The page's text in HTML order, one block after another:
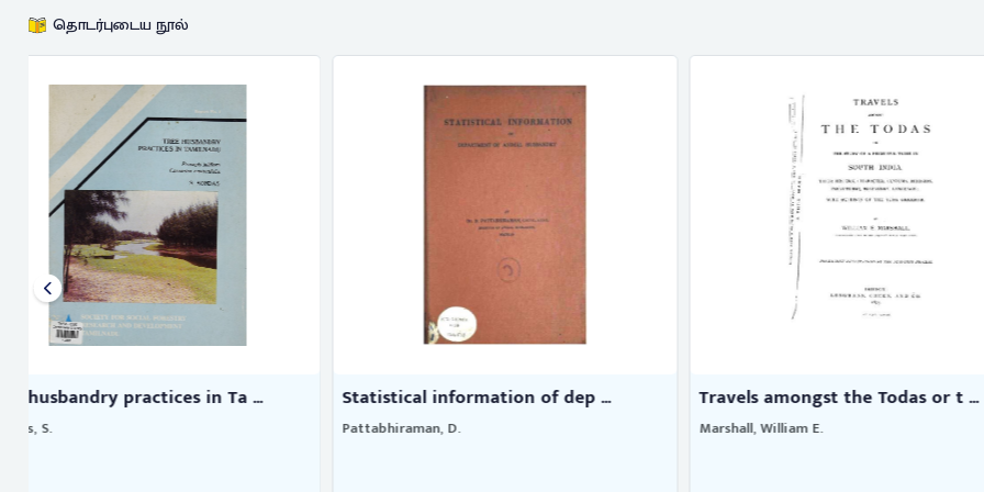
தொடர்புடைய நூல்
Statistical information of dep ...
Pattabhiraman, D.
Travels amongst the Todas or t ...
Marshall, William E.
Sundry book of 1677-78